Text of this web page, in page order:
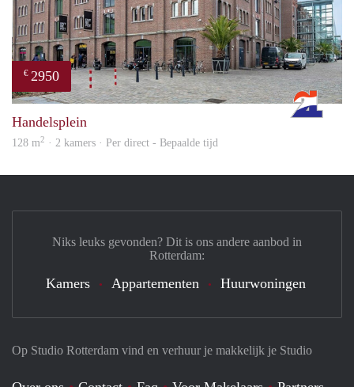
€ 2950
Handelsplein
128 m2 · 2 kamers · Per direct - Bepaalde tijd
Op Studio Rotterdam vind en verhuur je makkelijk je Studio
Niks leuks gevonden? Dit is ons andere aanbod in
Rotterdam:
Kamers Appartementen Huurwoningen